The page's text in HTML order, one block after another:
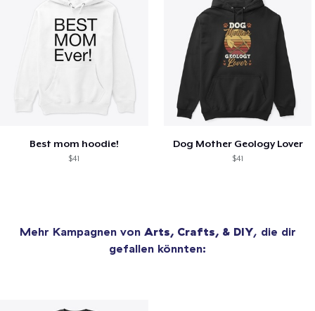
Best mom hoodie!
$41
Dog Mother Geology Lover
$41
Mehr Kampagnen von Arts, Crafts, & DIY, die dir
gefallen könnten: